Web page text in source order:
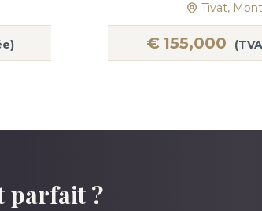
Tivat,
€ 155,000
parfait ?